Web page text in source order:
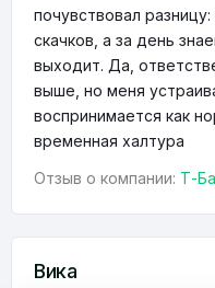
почувствовал
скачков, а за день
выходит. Да,
выше, но меня
воспринимается как
временная халтура
Отзыв о компании: Т-
Вика